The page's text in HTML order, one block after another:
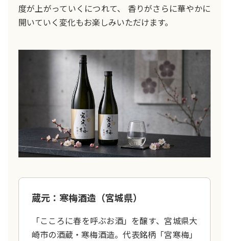
度が上がっていくにつれて、 香りがさらに華やかに
開いていく変化もお楽しみいただけます。
蔵元：寒梅酒造（宮城県）
「こころに春を呼ぶお酒」を醸す、宮城県大
崎市の酒蔵・寒梅酒造。代表銘柄「宮寒梅」